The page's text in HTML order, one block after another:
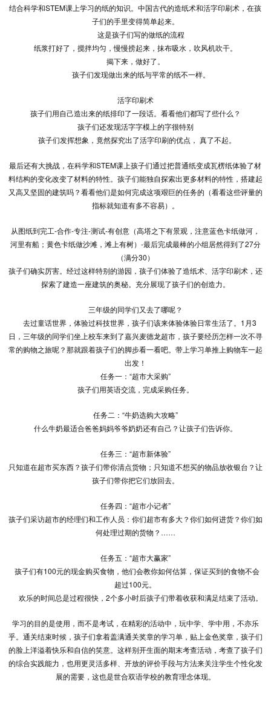
结合科学和STEM课上学习的纸的知识。中国古代的造纸术和活字印刷术，在孩
子们的手里变得简单起来。
这是孩子们写的做纸的流程
纸浆打好了，搅拌均匀，慢慢捞起来，抹布吸水，吹风机吹干。
揭下来，做好了。
孩子们发现做出来的纸与平常的纸不一样。
活字印刷术
孩子们用自己造出来的纸排印了一段话。看看他们都写了些什么？
孩子们还发现活字字模上的字很特别
孩子们发挥想象，竟然探究出了活字印刷的优点， 真了不起。
最后还有大挑战，在科学和STEM课上孩子们通过把普通纸变成瓦楞纸体验了材
料结构的变化改变了材料的特性。孩子们能独自探索出更多材料的特性，搭建起
又高又坚固的建筑吗？看看他们是如何完成这项艰巨的任务的（看看这些评量的
指标就知道有多不容易）。
从图纸到完工-合作-专注-测试-有创意（高塔之下有景观，注意蓝色卡纸做河，
河里有船；黄色卡纸做沙滩，滩上有树）-最后完成最棒的小组居然得到了27分
（满分30）
孩子们确实厉害。经过这样特别的游园，孩子们体验了造纸术、活字印刷术，还
探索了建造一座建筑的奥秘。充分展现了孩子们的创造力。
三年级的同学们又去了哪呢？
去过童话世界，体验过科技世界，孩子们该来体验体验日常生活了。1月3
日，三年级的同学们坐上校车来到了嘉兴麦德龙超市，孩子要经历怎样一次不寻
常的购物之旅呢？那就跟着孩子们的脚步看一看吧。带上学习单推上购物车一起
出发！
任务一：“超市大采购”
孩子们用英语交流，完成采购任务。
任务二：“牛奶选购大攻略”
什么牛奶最适合爸爸妈妈爷爷奶奶还有自己？让孩子们告诉你。
任务三：“超市新体验”
只知道在超市买东西？孩子们带你清点货物；只知道不想买的物品放收银台？让
孩子们带你把它们放回去。
任务四：“超市小记者”
孩子们采访超市的经理们和工作人员：你们超市有多大？你们如何进货？你们如
何处理过期的货物？……
任务五：“超市大赢家”
孩子们有100元的现金购买食物，他们会教你如何估算，保证买到的食物不会
超过100元。
欢乐的时间总是过程很快，2个多小时后孩子们带着收获和满足结束了活动。
学习的目的是使用，而不是考试，在精彩的活动中，玩中学、学中用，不亦乐
乎。通关结束时候，孩子们拿着盖满通关奖章的学习单，贴上金色奖章，孩子们
的脸上洋溢着快乐和自信的笑意。这样别开生面的期末考查活动，考查了孩子们
的综合实践能力，也用更灵活多样、开放的评价手段与方法来关注学生个性化发
展的需要，这也是世合双语学校的教育理念体现。